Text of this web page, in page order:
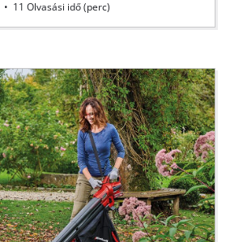
• 11 Olvasási idő (perc)